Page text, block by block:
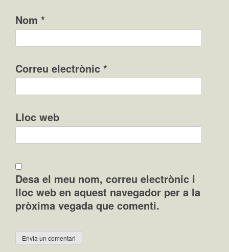
Nom *
Correu electrònic *
Lloc web
Desa el meu nom, correu electrònic i
lloc web en aquest navegador per a la
pròxima vegada que comenti.